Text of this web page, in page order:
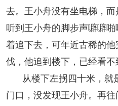
去。王小舟没有坐电梯，
听到王小舟的脚步声噼噼
着追下去，可年近古稀的
伐，他追到楼下，已经看不
从楼下左拐四十米，就
门口，没发现王小舟。再